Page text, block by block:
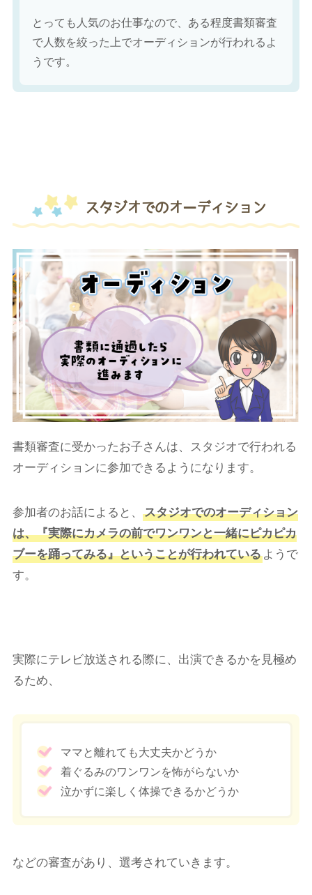
とっても人気のお仕事なので、ある程度書類審査
で人数を絞った上でオーディションが行われるよ
うです。
スタジオでのオーディション
書類審査に受かったお子さんは、スタジオで行われる
オーディションに参加できるようになります。
参加者のお話によると、 スタジオでのオーディション
は、『実際にカメラの前でワンワンと一緒にピカピカ
ブーを踊ってみる』ということが行われているようで
す。
実際にテレビ放送される際に、出演できるかを見極め
るため、
ママと離れても大丈夫かどうか
着ぐるみのワンワンを怖がらないか
泣かずに楽しく体操できるかどうか
などの審査があり、選考されていきます。